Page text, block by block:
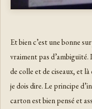
Et bien c’est une bonne
vraiment pas d’ambiguïté.
de colle et de ciseaux, et
je dois dire. Le principe
carton est bien pensé et